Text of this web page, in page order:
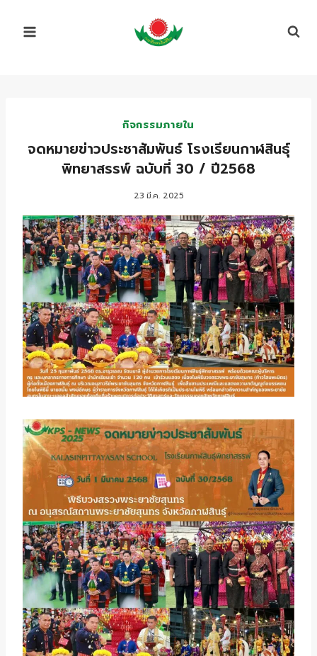
กิจกรรมภายใน
จดหมายข่าวประชาสัมพันธ์ โรงเรียนกาฬสินธุ์
พิทยาสรรพ์ ฉบับที่ 30 / ปี2568
23 มี.ค. 2025